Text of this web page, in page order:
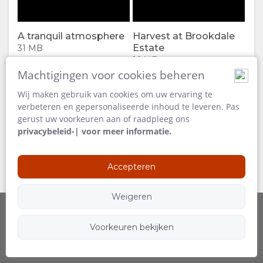
DOCUMENTEN
VIDEO'S
DOWNLOADEN
GENIET
ACTIVITEITEN
RESTAURANTS
KAART
LOCATIE
ROUTEBESCHRIJVING
CONTACT
A tranquil atmosphere
31 MB
Harvest at Brookdale
Estate
16 MB
Lodge
Play
00:00
Credit:
Estate
Volg ons
Machtigingen voor cookies beheren
Wij maken gebruik van cookies om uw ervaring te
verbeteren en gepersonaliseerde inhoud te leveren. Pas
gerust uw voorkeuren aan of raadpleeg ons
privacybeleid-| voor meer informatie.
Accepteren
Weigeren
Voorkeuren bekijken